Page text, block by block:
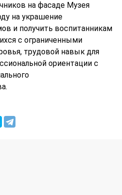
на фасаде Музея
на украшение
и получить воспитанникам
с ограниченными
трудовой навык для
ориентации с